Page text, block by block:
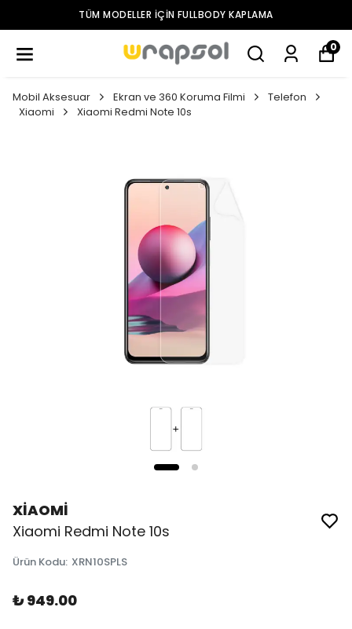
TÜM MODELLER IÇIN FULLBODY KAPLAMA
0
Mobil Aksesuar Ekran ve 360 Koruma Filmi
Telefon
Xiaomi
Xiaomi Redmi Note 10s
XİAOMİ
Xiaomi Redmi Note 10s
Ürün Kodu: XRN10SPLS
₺ 949.00